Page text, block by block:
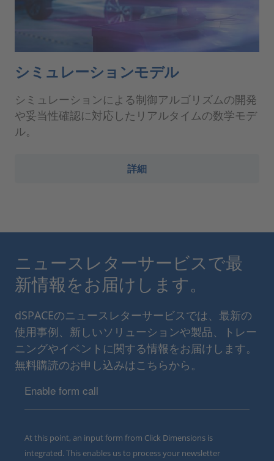
シミュレーションモデル
シミュレーションによる制御アルゴリズムの開発
や妥当性確認に対応したリアルタイムの数学モデ
ル。
詳細
ニュースレターサービスで最
新情報をお届けします。
dSPACEのニュースレターサービスでは、最新の
使用事例、新しいソリューションや製品、トレー
ニングやイベントに関する情報をお届けします。
無料購読のお申し込みはこちらから。
Enable form call
At this point, an input form from Click Dimensions is
integrated. This enables us to process your newsletter